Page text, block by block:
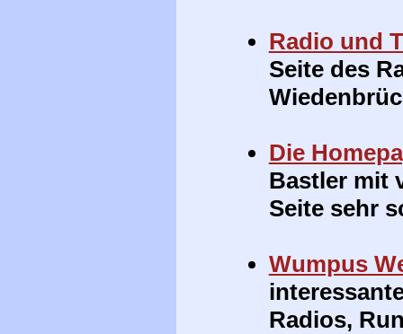
Radio und
Seite des
Die
Bastler mit
Seite sehr
Wumpus
Radios,